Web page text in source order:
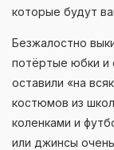
которые будут
Безжалостно
потёртые юбки и
оставили «на
костюмов из
коленками и
или джинсы